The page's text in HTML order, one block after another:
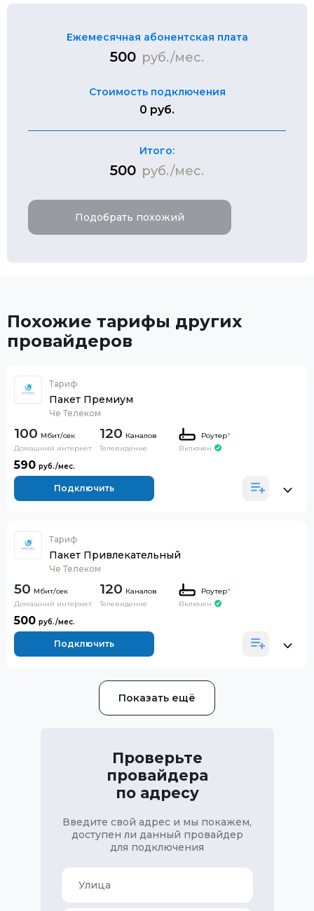
Ежемесячная абонентская плата
500 руб./мес.
Стоимость подключения
0 руб.
Итого:
500 руб./мес.
Подобрать похожий
Похожие тарифы других
провайдеров
Тариф
Пакет Премиум
Че Телеком
100
Домашний интернет
120 Каналов
Телевидение
Роутер*
Включен
590
Подключить
Тариф
Пакет Привлекательный
Че Телеком
50
Домашний интернет
120 Каналов
Телевидение
Роутер*
Включен
500
Подключить
Показать ещё
Проверьте
провайдера
по адресу
Введите свой адрес и мы покажем,
доступен ли данный провайдер
для подключения